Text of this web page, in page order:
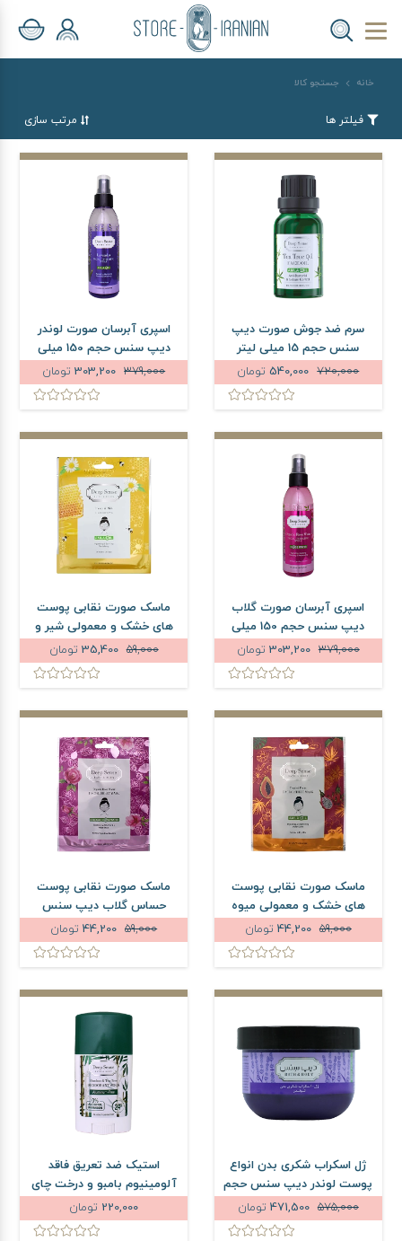
خانه جستجو کالا
فیلتر ها مرتب سازی
سرم ضد جوش صورت دیپ
سنس حجم 15 میلی لیتر
720,000
تومان
اسپری آبرسان صورت لوندر
دیپ سنس حجم 150 میلی
لیتر
379,000 تومان
اسپری آبرسان صورت گلاب
دیپ سنس حجم 150 میلی
لیتر
379,000
303,200 تومان
ماسک صورت نقابی پوست
های خشک و معمولی شیر و
عسل دیپ سنس حجم 25
میلی لیتر
59,000
35,400 تومان
ماسک صورت نقابی پوست
های خشک و معمولی میوه
های استوایی دیپ سنس
حجم 25 میلی لیتر
59,000
44,200 تومان
ماسک صورت نقابی پوست
حساس گلاب دیپ سنس
حجم 25 میلی لیتر
59,000 تومان
ژل اسکراب شکری بدن انواع
پوست لوندر دیپ سنس حجم
250 میلی لیتر
575,000
471,500 تومان
استیک ضد تعریق فاقد
آلومینیوم بامبو و درخت چای
دیپ سنس وزن 40 گرم
220,000 تومان